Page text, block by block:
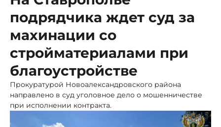
подрядчика ждет суд за
махинации со
стройматериалами при
благоустройстве
Прокуратурой Новоалександровского района
направлено в суд уголовное дело о мошенничестве
при исполнении контракта.